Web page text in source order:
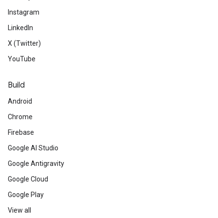
Instagram
LinkedIn
X (Twitter)
YouTube
Build
Android
Chrome
Firebase
Google AI Studio
Google Antigravity
Google Cloud
Google Play
View all